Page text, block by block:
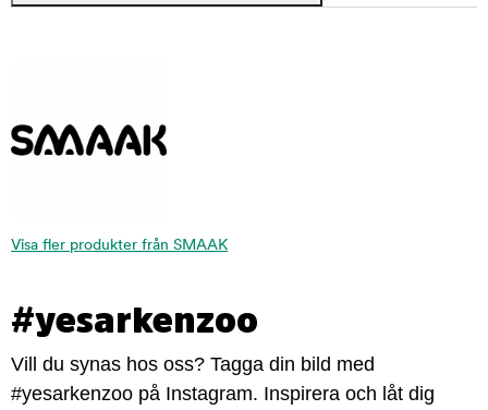
Visa fler produkter från SMAAK
#yesarkenzoo
Vill du synas hos oss? Tagga din bild med
#yesarkenzoo på Instagram. Inspirera och låt dig